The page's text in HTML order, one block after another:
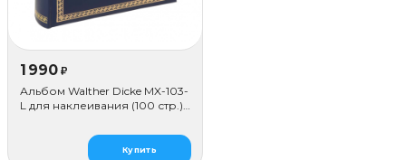
1 990 ₽
Альбом Walther Dicke MX-103-
L для наклеивания (100 стр.),
Купить